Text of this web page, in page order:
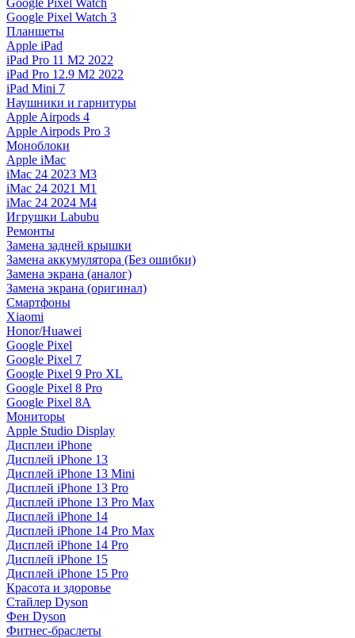
Google Pixel Watch
Google Pixel Watch 3
Планшеты
Apple iPad
iPad Pro 11 M2 2022
iPad Pro 12.9 M2 2022
iPad Mini 7
Наушники и гарнитуры
Apple Airpods 4
Apple Airpods Pro 3
Моноблоки
Apple iMac
iMac 24 2023 M3
iMac 24 2021 M1
iMac 24 2024 M4
Игрушки Labubu
Ремонты
Замена задней крышки
Замена аккумулятора (Без ошибки)
Замена экрана (аналог)
Замена экрана (оригинал)
Смартфоны
Xiaomi
Honor/Huawei
Google Pixel
Google Pixel 7
Google Pixel 9 Pro XL
Google Pixel 8 Pro
Google Pixel 8A
Мониторы
Apple Studio Display
Дисплеи iPhone
Дисплей iPhone 13
Дисплей iPhone 13 Mini
Дисплей iPhone 13 Pro
Дисплей iPhone 13 Pro Max
Дисплей iPhone 14
Дисплей iPhone 14 Pro Max
Дисплей iPhone 14 Pro
Дисплей iPhone 15
Дисплей iPhone 15 Pro
Красота и здоровье
Стайлер Dyson
Фен Dyson
Фитнес-браслеты